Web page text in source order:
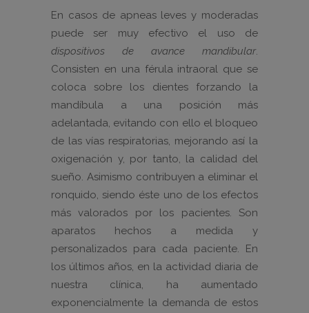
En casos de apneas leves y moderadas
puede ser muy efectivo el uso de
dispositivos de avance mandibular.
Consisten en una férula intraoral que se
coloca sobre los dientes forzando la
mandíbula a una posición más
adelantada, evitando con ello el bloqueo
de las vías respiratorias, mejorando así la
oxigenación y, por tanto, la calidad del
sueño. Asimismo contribuyen a eliminar el
ronquido, siendo éste uno de los efectos
más valorados por los pacientes. Son
aparatos hechos a medida y
personalizados para cada paciente. En
los últimos años, en la actividad diaria de
nuestra clínica, ha aumentado
exponencialmente la demanda de estos